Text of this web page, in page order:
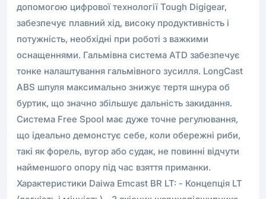
допомогою цифрової технології Tough Digigear,
забезпечує плавний хід, високу продуктивність і
потужність, необхідні при роботі з важкими
оснащеннями. Гальмівна система ATD забезпечує
тонке налаштування гальмівного зусилля. LongСast
ABS шпуля максимально знижує тертя шнура об
буртик, що значно збільшує дальність закидання.
Система Free Spool має дуже точне регулювання,
що ідеально демонстує себе, коли обережні риби,
такі як форель, вугор або судак, не повинні відчути
найменшого опору під час взяття приманки.
Характеристики Daiwa Emcast BR LT: - Концепція LT